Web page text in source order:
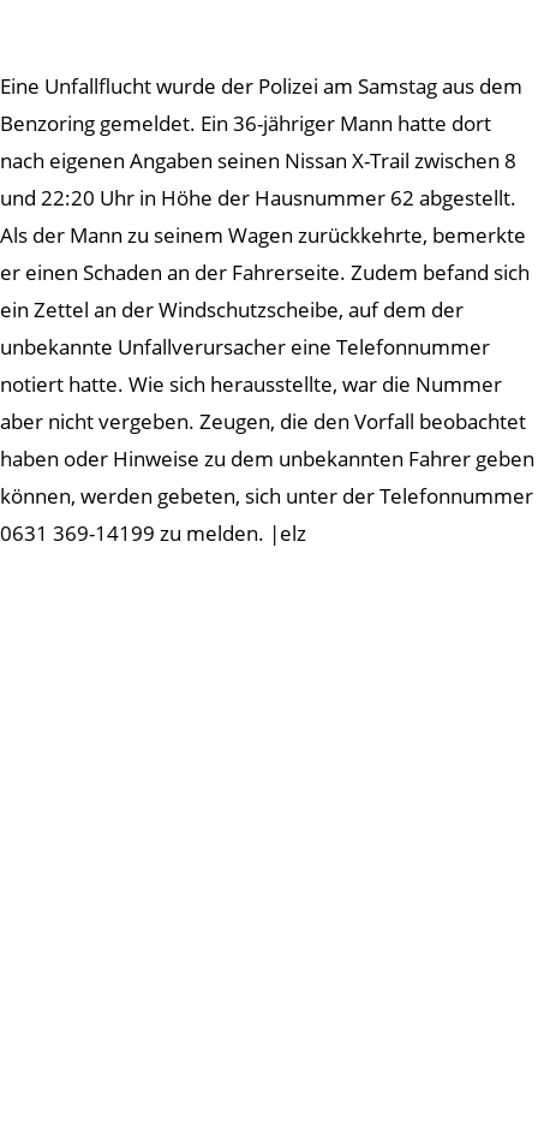
Eine Unfallflucht wurde der Polizei am Samstag aus dem
Benzoring gemeldet. Ein 36-jähriger Mann hatte dort
nach eigenen Angaben seinen Nissan X-Trail zwischen 8
und 22:20 Uhr in Höhe der Hausnummer 62 abgestellt.
Als der Mann zu seinem Wagen zurückkehrte, bemerkte
er einen Schaden an der Fahrerseite. Zudem befand sich
ein Zettel an der Windschutzscheibe, auf dem der
unbekannte Unfallverursacher eine Telefonnummer
notiert hatte. Wie sich herausstellte, war die Nummer
aber nicht vergeben. Zeugen, die den Vorfall beobachtet
haben oder Hinweise zu dem unbekannten Fahrer geben
können, werden gebeten, sich unter der Telefonnummer
0631 369-14199 zu melden. |elz